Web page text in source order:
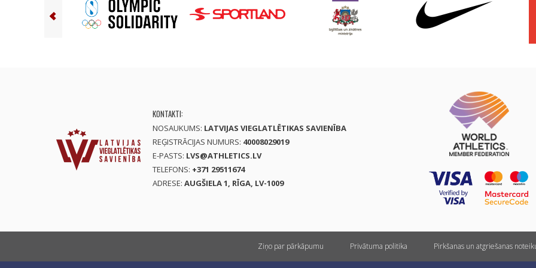
KONTAKTI:
NOSAUKUMS: LATVIJAS VIEGLATLĒTIKAS SAVIENĪBA
REĢISTRĀCIJAS NUMURS: 40008029019
E-PASTS: LVS@ATHLETICS.LV
TELEFONS: +371 29511674
ADRESE: AUGŠIELA 1, RĪGA, LV-1009
Ziņo par pārkāpumu Privātuma politika Pirkšanas un atgriešanas